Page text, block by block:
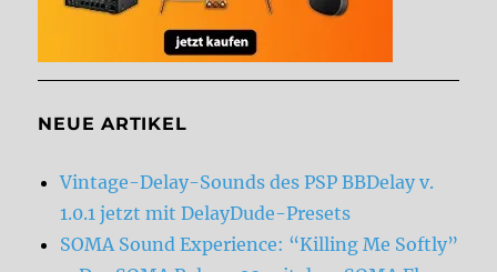
NEUE ARTIKEL
Vintage-Delay-Sounds des PSP BBDelay v.
1.0.1 jetzt mit DelayDude-Presets
SOMA Sound Experience: “Killing Me Softly”